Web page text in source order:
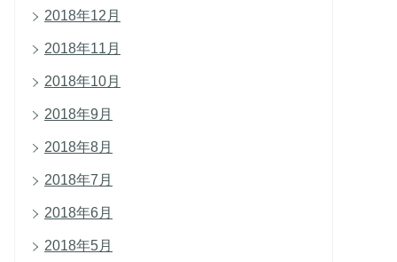
2018年12月
2018年11月
2018年10月
2018年9月
2018年8月
2018年7月
2018年6月
2018年5月